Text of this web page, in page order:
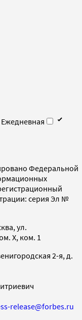
Ежедневная
Федеральной
серия Эл №
ул.
X, ком. 1
2-я, д.
release@forbes.ru